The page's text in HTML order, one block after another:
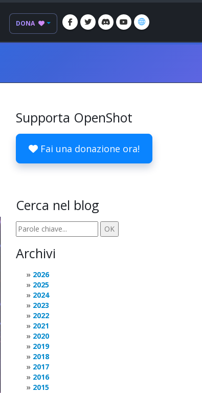
DONA
Supporta OpenShot
Fai una donazione ora!
Cerca nel blog
Archivi
2026
2025
2024
2023
2022
2021
2020
2019
2018
2017
2016
2015